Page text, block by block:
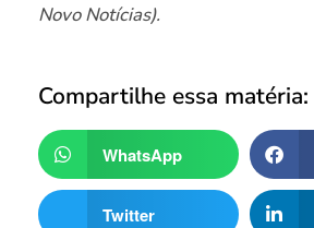
Novo Notícias).
Compartilhe essa matéria:
WhatsApp
Twitter